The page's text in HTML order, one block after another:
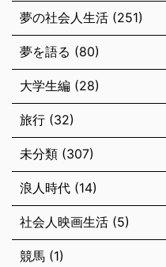
夢の社会人生活 (251)
夢を語る (80)
大学生編 (28)
旅行 (32)
未分類 (307)
浪人時代 (14)
社会人映画生活 (5)
競馬 (1)